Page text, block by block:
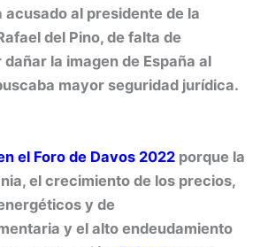
acusado al presidente de la
del Pino, de falta de
la imagen de España al
mayor seguridad jurídica.
el Foro de Davos 2022 porque la
el crecimiento de los precios,
y de
y el alto endeudamiento